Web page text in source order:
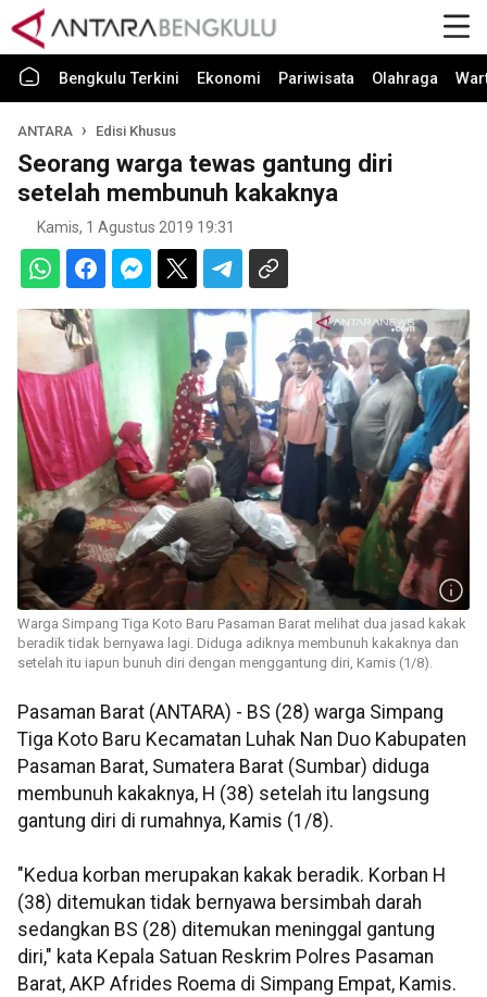
Bengkulu Terkini Ekonomi Pariwisata Olahraga
ANTARA Edisi Khusus
Seorang warga tewas gantung diri
setelah membunuh kakaknya
Kamis, 1 Agustus 2019 19:31
Warga Simpang Tiga Koto Baru Pasaman Barat melihat dua jasad kakak
beradik tidak bernyawa lagi. Diduga adiknya membunuh kakaknya dan
setelah itu iapun bunuh diri dengan menggantung diri, Kamis (1/8).
Pasaman Barat (ANTARA) - BS (28) warga Simpang
Tiga Koto Baru Kecamatan Luhak Nan Duo Kabupaten
Pasaman Barat, Sumatera Barat (Sumbar) diduga
membunuh kakaknya, H (38) setelah itu langsung
gantung diri di rumahnya, Kamis (1/8).
"Kedua korban merupakan kakak beradik. Korban H
(38) ditemukan tidak bernyawa bersimbah darah
sedangkan BS (28) ditemukan meninggal gantung
diri," kata Kepala Satuan Reskrim Polres Pasaman
Barat, AKP Afrides Roema di Simpang Empat, Kamis.